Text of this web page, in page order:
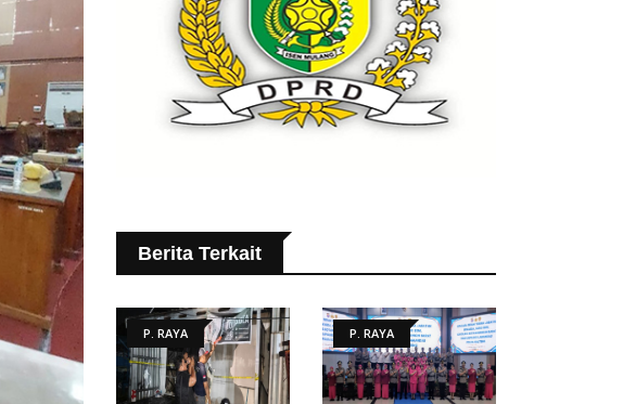
Berita Terkait
P. RAYA P. RAYA